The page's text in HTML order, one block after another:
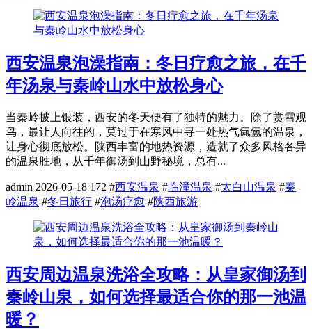
西安温泉泡澡指南：冬日疗愈之旅，在千
年汤泉与秦岭山水中放松身心
当秦岭披上银装，西安的冬天便有了独特的魅力。除了赏雪观
鸟，最让人向往的，莫过于在寒风中寻一处热气氤氲的温泉，
让身心彻底放松。陕西丰富的地热资源，造就了众多风格各异
的温泉胜地，从千年御汤到山野秘境，总有...
admin 2026-05-18 172 #西安温泉 #临潼温泉 #太白山温泉 #秦
岭温泉 #冬日旅行 #泡汤疗愈 #陕西旅游
西安周边温泉洗浴全攻略：从皇家御汤到
秦岭山泉，如何选择最适合你的那一池温
暖？